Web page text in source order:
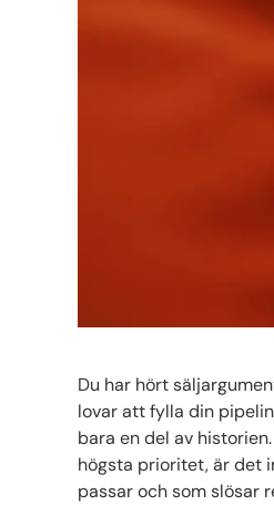
Du har hört
lovar att fylla din
bara en del av
högsta prioritet, är det
passar och som slösar